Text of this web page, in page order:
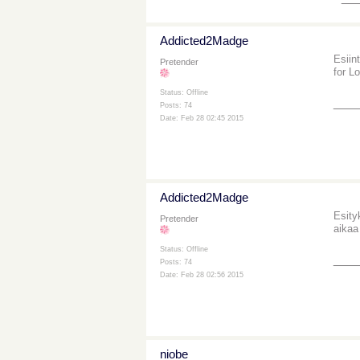
Addicted2Madge
Pretender
Status: Offline
Posts: 74
Date: Feb 28 02:45 2015
for
Addicted2Madge
Pretender
Status: Offline
Posts: 74
Date: Feb 28 02:56 2015
niobe